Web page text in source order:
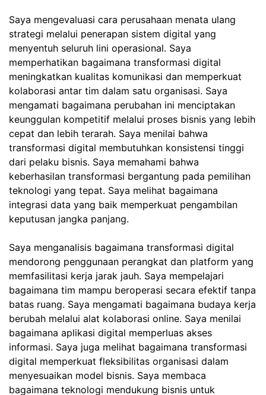
Saya mengevaluasi cara perusahaan menata ulang
strategi melalui penerapan sistem digital yang
menyentuh seluruh lini operasional. Saya
memperhatikan bagaimana transformasi digital
meningkatkan kualitas komunikasi dan memperkuat
kolaborasi antar tim dalam satu organisasi. Saya
mengamati bagaimana perubahan ini menciptakan
keunggulan kompetitif melalui proses bisnis yang lebih
cepat dan lebih terarah. Saya menilai bahwa
transformasi digital membutuhkan konsistensi tinggi
dari pelaku bisnis. Saya memahami bahwa
keberhasilan transformasi bergantung pada pemilihan
teknologi yang tepat. Saya melihat bagaimana
integrasi data yang baik memperkuat pengambilan
keputusan jangka panjang.
Saya menganalisis bagaimana transformasi digital
mendorong penggunaan perangkat dan platform yang
memfasilitasi kerja jarak jauh. Saya mempelajari
bagaimana tim mampu beroperasi secara efektif tanpa
batas ruang. Saya mengamati bagaimana budaya kerja
berubah melalui alat kolaborasi online. Saya menilai
bagaimana aplikasi digital memperluas akses
informasi. Saya juga melihat bagaimana transformasi
digital memperkuat fleksibilitas organisasi dalam
menyesuaikan model bisnis. Saya membaca
bagaimana teknologi mendukung bisnis untuk